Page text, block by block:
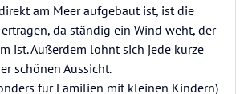
am Meer aufgebaut ist, ist die
da ständig ein Wind weht, der
ist. Außerdem lohnt sich jede kurze
schönen Aussicht.
für Familien mit kleinen Kindern)